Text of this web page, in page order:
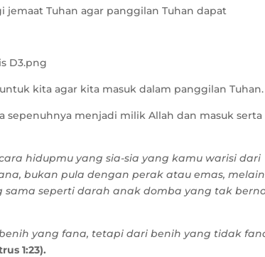
jemaat Tuhan agar panggilan Tuhan dapat
kita agar kita masuk dalam panggilan Tuhan.
sepenuhnya menjadi milik Allah dan masuk serta
hidupmu yang sia-sia yang kamu warisi dari
bukan pula dengan perak atau emas,
seperti darah anak domba yang tak
yang fana, tetapi dari benih yang tidak
1:23).